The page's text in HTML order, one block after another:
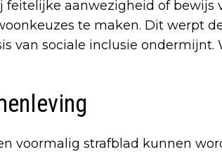
aanwezigheid of bewijs
te maken. Dit werpt
van sociale inclusie ondermijnt.
voormalig strafblad kunnen